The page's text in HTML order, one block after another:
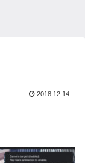
2018.12.14